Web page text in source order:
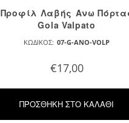
Προφίλ Λαβής Aνω
Gola Valpato
ΚΩΔΙΚΌΣ: 07-G-ANO-VOLP
€17,00
ΠΡΟΣΘΉΚΗ ΣΤΟ ΚΑΛΆΘΙ